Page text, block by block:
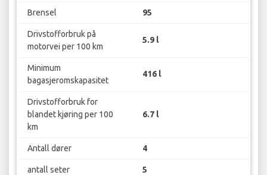
Brensel 95
Drivstofforbruk på
motorvei per 100 km
5.9 l
Minimum
bagasjeromskapasitet
416 l
Drivstofforbruk for
blandet kjøring per 100
km
6.7 l
Antall dører 4
antall seter 5